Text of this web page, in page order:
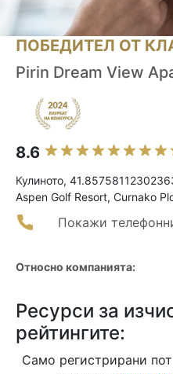
ПОБЕДИТЕЛ ОТ
Pirin Dream View
8.6
Кулиното,
Aspen Golf Resort, Curnako
Покажи
Относно компанията:
Ресурси за
рейтингите:
Само регистрирани